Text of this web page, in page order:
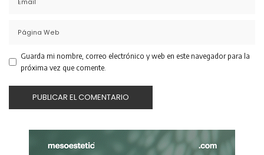
Guarda mi nombre, correo electrónico y web en este navegador para la
próxima vez que comente.